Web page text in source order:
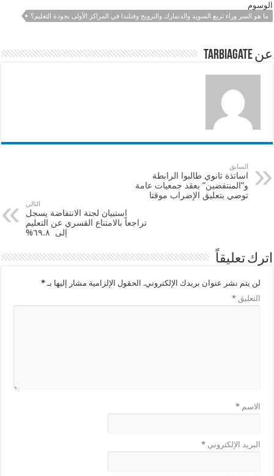
o
k
p
الوسوم
ما هو السر وراء تربع السويد والدنمارك والنرويج وفنلندا في المراكز الأولى بجودة التعليم؟
عن tarbiagate
السابق
اساتذة ثانوي طالبوا الرابطة
و”المنتفضين” بعقد جمعيات عامة
توصي بتعليق الإضراب موقتا
التالي
استبيان لجنة الانتفاضة يسجل
تراجعاً بالامتناع القسري عن التعليم
إلى ٦٩.٨%
اترك تعليقاً
لن يتم نشر عنوان بريدك الإلكتروني. الحقول الإلزامية مشار إليها بـ*
التعليق*
الاسم*
البريد الإلكتروني*